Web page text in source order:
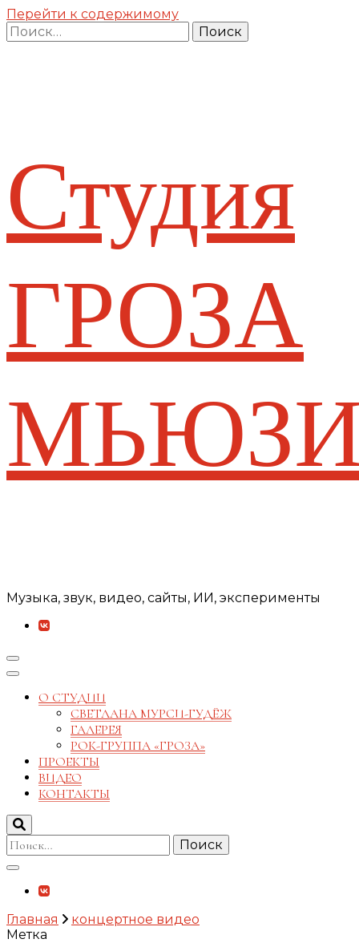
Перейти к содержимому
Найти:
Студия
ГРОЗА
Музыка, звук, видео, сайты, ИИ, эксперименты
О СТУДИИ
СВЕТЛАНА МУРСИ-ГУДЁЖ
ГАЛЕРЕЯ
РОК-ГРУППА «ГРОЗА»
ПРОЕКТЫ
ВИДЕО
КОНТАКТЫ
Найти:
Главная
концертное видео
Метка